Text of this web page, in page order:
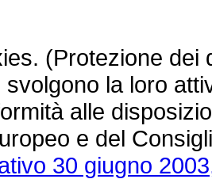
(Protezione dei
la loro
alle
e del
30 giugno